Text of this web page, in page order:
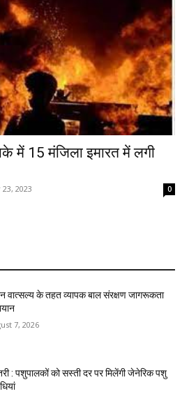
में 15 मंजिला इमारत में लगी
2023 0
वात्सल्य के तहत व्यापक बाल संरक्षण जागरूकता
7, 2026
: पशुपालकों को सस्ती दर पर मिलेंगी जेनेरिक पशु